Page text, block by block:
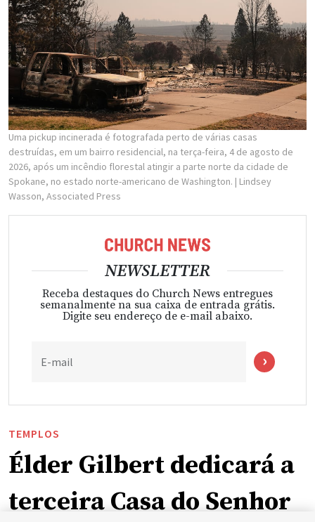
Uma pickup incinerada é fotografada perto de várias casas
destruídas, em um bairro residencial, na terça-feira, 4 de agosto de
2026, após um incêndio florestal atingir a parte norte da cidade de
Spokane, no estado norte-americano de Washington. | Lindsey
Wasson, Associated Press
NEWSLETTER
Receba destaques do Church News entregues
semanalmente na sua caixa de entrada grátis.
Digite seu endereço de e-mail abaixo.
E-mail
TEMPLOS
Élder Gilbert dedicará a
terceira Casa do Senhor